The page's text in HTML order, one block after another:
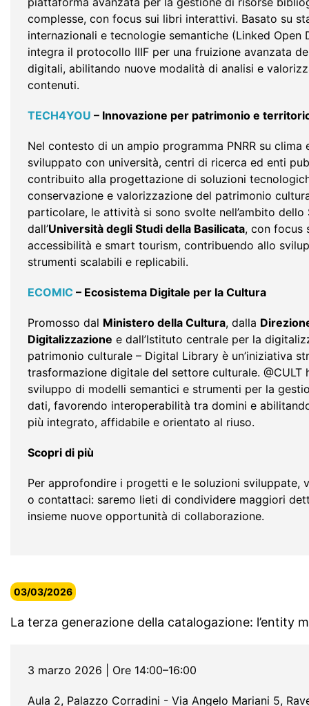
complesse, con focus sui libri interattivi. Basato su
internazionali e tecnologie semantiche (Linked Open
integra il protocollo IIIF per una fruizione avanzata
digitali, abilitando nuove modalità di analisi e
contenuti.
TECH4YOU – Innovazione per patrimonio e
Nel contesto di un ampio programma PNRR su clima
sviluppato con università, centri di ricerca ed enti
contribuito alla progettazione di soluzioni
conservazione e valorizzazione del patrimonio
particolare, le attività si sono svolte nell’ambito
dall’Università degli Studi della Basilicata, con focus
accessibilità e smart tourism, contribuendo allo
strumenti scalabili e replicabili.
ECOMIC – Ecosistema Digitale per la Cultura
Promosso dal Ministero della Cultura, dalla
Digitalizzazione e dall’Istituto centrale per la
patrimonio culturale – Digital Library è un’iniziativa
trasformazione digitale del settore culturale. @CULT
sviluppo di modelli semantici e strumenti per la
dati, favorendo interoperabilità tra domini e
più integrato, affidabile e orientato al riuso.
Scopri di più
Per approfondire i progetti e le soluzioni sviluppate,
o contattaci: saremo lieti di condividere maggiori
insieme nuove opportunità di collaborazione.
03/03/2026
La terza generazione della catalogazione: l’entity
3 marzo 2026 | Ore 14:00–16:00
Aula 2, Palazzo Corradini - Via Angelo Mariani 5,